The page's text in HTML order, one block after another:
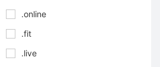
.online
.fit
.live